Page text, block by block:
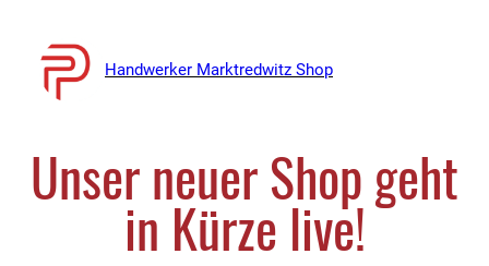
Handwerker Marktredwitz Shop
Unser neuer Shop geht
in Kürze live!